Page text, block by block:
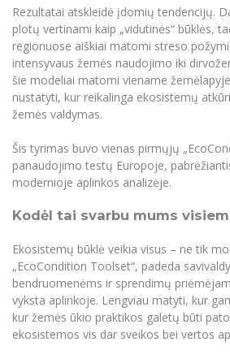
Microsoft Office 365
MRU mobilios programėlės
Pagalbos sistema
Profesinė sąjunga
Kontaktų paieška
Rezultatai atskleidė įdomių tendencijų.
plotų vertinami kaip „vidutinės“ būklės,
regionuose aiškiai matomi streso
intensyvaus žemės naudojimo iki
šie modeliai matomi viename
nustatyti, kur reikalinga ekosistemų
žemės valdymas.
Šis tyrimas buvo vienas pirmųjų
panaudojimo testų Europoje,
modernioje aplinkos analizėje.
Kodėl tai svarbu mums
Ekosistemų būklė veikia visus – ne tik
„EcoCondition Toolset“, padeda
bendruomenėms ir sprendimų
vyksta aplinkoje. Lengviau matyti, kur
kur žemės ūkio praktikos galėtų būti
ekosistemos vis dar sveikos bei vertos